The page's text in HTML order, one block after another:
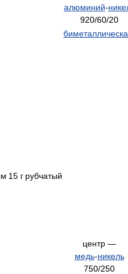
алюминий-
920/60/20
15 г рубчатый
центр —
медь-никель
750/250